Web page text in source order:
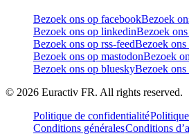
Bezoek ons op facebookBezoek
Bezoek ons op linkedinBezoek
Bezoek ons op rss-feedBezoek ons
Bezoek ons op mastodonBezoek
Bezoek ons op blueskyBezoek ons
© 2026 Euractiv FR. All rights reserved.
Politique de confidentialité
Conditions généralesConditions